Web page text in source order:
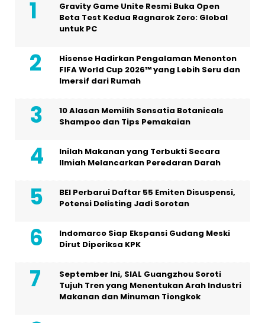
Gravity Game Unite Resmi Buka Open
Beta Test Kedua Ragnarok Zero: Global
untuk PC
Hisense Hadirkan Pengalaman Menonton
FIFA World Cup 2026™ yang Lebih Seru dan
Imersif dari Rumah
10 Alasan Memilih Sensatia Botanicals
Shampoo dan Tips Pemakaian
Inilah Makanan yang Terbukti Secara
Ilmiah Melancarkan Peredaran Darah
BEI Perbarui Daftar 55 Emiten Disuspensi,
Potensi Delisting Jadi Sorotan
Indomarco Siap Ekspansi Gudang Meski
Dirut Diperiksa KPK
September Ini, SIAL Guangzhou Soroti
Tujuh Tren yang Menentukan Arah Industri
Makanan dan Minuman Tiongkok